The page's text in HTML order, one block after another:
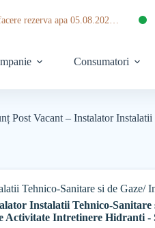
Consumatori
Post Vacant – Instalator
Tehnico-Sanitare si de Gaze/
Instalatii Tehnico-
Activitate Intretinere Hidranti -